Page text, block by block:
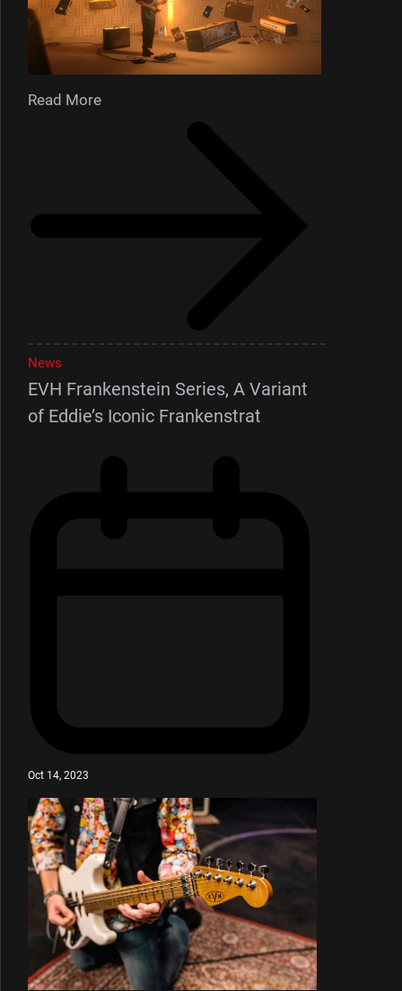
Read More
News
EVH Frankenstein Series, A Variant
of Eddie’s Iconic Frankenstrat
Oct 14, 2023